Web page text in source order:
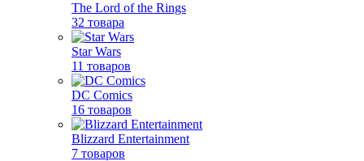
The Lord of the Rings
32 товара
Star Wars
11 товаров
DC Comics
16 товаров
Blizzard Entertainment
7 товаров